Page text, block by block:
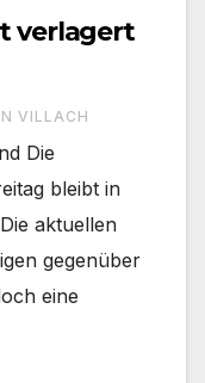
verlagert
VILLACH
Die
bleibt in
aktuellen
gegenüber
eine